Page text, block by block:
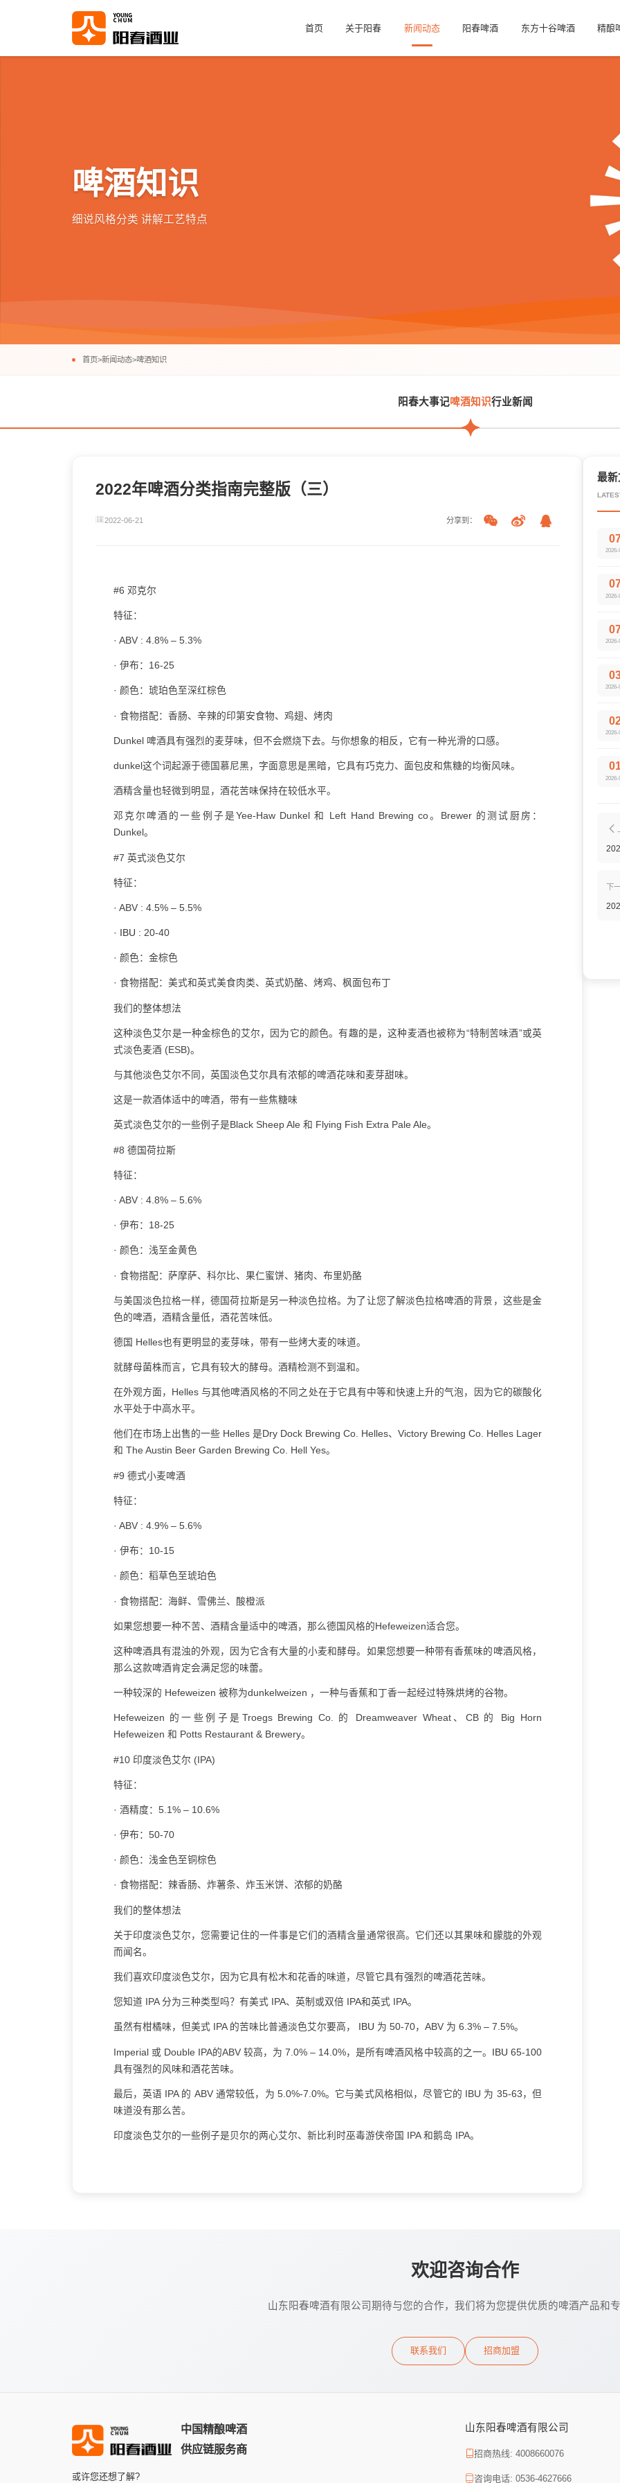
首页 关于阳春 新闻动态 阳春啤酒 东方十谷啤酒 精酿
啤酒知识
细说风格分类 讲解工艺特点
首页>新闻动态>啤酒知识
阳春大事记啤酒知识行业新闻
2022年啤酒分类指南完整版（三）
2022-06-21 分享到：
#6 邓克尔
特征：
· ABV : 4.8% – 5.3%
· 伊布：16-25
· 颜色：琥珀色至深红棕色
· 食物搭配：香肠、辛辣的印第安食物、鸡翅、烤肉
Dunkel 啤酒具有强烈的麦芽味，但不会燃烧下去。与你想象的相反，它有一种光滑的口感。
dunkel这个词起源于德国慕尼黑，字面意思是黑暗，它具有巧克力、面包皮和焦糖的均衡风味。
酒精含量也轻微到明显，酒花苦味保持在较低水平。
邓克尔啤酒的一些例子是Yee-Haw Dunkel 和 Left Hand Brewing co。Brewer 的测试厨房：
Dunkel。
#7 英式淡色艾尔
特征：
· ABV : 4.5% – 5.5%
· IBU : 20-40
· 颜色：金棕色
· 食物搭配：美式和英式美食肉类、英式奶酪、烤鸡、枫面包布丁
我们的整体想法
这种淡色艾尔是一种金棕色的艾尔，因为它的颜色。有趣的是，这种麦酒也被称为“特制苦味酒”或英
式淡色麦酒 (ESB)。
与其他淡色艾尔不同，英国淡色艾尔具有浓郁的啤酒花味和麦芽甜味。
这是一款酒体适中的啤酒，带有一些焦糖味
英式淡色艾尔的一些例子是Black Sheep Ale 和 Flying Fish Extra Pale Ale。
#8 德国荷拉斯
特征：
· ABV : 4.8% – 5.6%
· 伊布：18-25
· 颜色：浅至金黄色
· 食物搭配：萨摩萨、科尔比、果仁蜜饼、猪肉、布里奶酪
与美国淡色拉格一样，德国荷拉斯是另一种淡色拉格。为了让您了解淡色拉格啤酒的背景，这些是金
色的啤酒，酒精含量低，酒花苦味低。
德国 Helles也有更明显的麦芽味，带有一些烤大麦的味道。
就酵母菌株而言，它具有较大的酵母。酒精检测不到温和。
在外观方面，Helles 与其他啤酒风格的不同之处在于它具有中等和快速上升的气泡，因为它的碳酸化
水平处于中高水平。
他们在市场上出售的一些 Helles 是Dry Dock Brewing Co. Helles、Victory Brewing Co. Helles Lager
和 The Austin Beer Garden Brewing Co. Hell Yes。
#9 德式小麦啤酒
特征：
· ABV : 4.9% – 5.6%
· 伊布：10-15
· 颜色：稻草色至琥珀色
· 食物搭配：海鲜、雪佛兰、酸橙派
如果您想要一种不苦、酒精含量适中的啤酒，那么德国风格的Hefeweizen适合您。
这种啤酒具有混浊的外观，因为它含有大量的小麦和酵母。如果您想要一种带有香蕉味的啤酒风格，
那么这款啤酒肯定会满足您的味蕾。
一种较深的 Hefeweizen 被称为dunkelweizen ，一种与香蕉和丁香一起经过特殊烘烤的谷物。
Hefeweizen 的一些例子是Troegs Brewing Co. 的 Dreamweaver Wheat、CB 的 Big Horn
Hefeweizen 和 Potts Restaurant & Brewery。
#10 印度淡色艾尔 (IPA)
特征：
· 酒精度：5.1% – 10.6%
· 伊布：50-70
· 颜色：浅金色至铜棕色
· 食物搭配：辣香肠、炸薯条、炸玉米饼、浓郁的奶酪
我们的整体想法
关于印度淡色艾尔，您需要记住的一件事是它们的酒精含量通常很高。它们还以其果味和朦胧的外观
而闻名。
我们喜欢印度淡色艾尔，因为它具有松木和花香的味道，尽管它具有强烈的啤酒花苦味。
您知道 IPA 分为三种类型吗？有美式 IPA、英制或双倍 IPA和英式 IPA。
虽然有柑橘味，但美式 IPA 的苦味比普通淡色艾尔要高， IBU 为 50-70，ABV 为 6.3% – 7.5%。
Imperial 或 Double IPA的ABV 较高，为 7.0% – 14.0%，是所有啤酒风格中较高的之一。 IBU 65-100
具有强烈的风味和酒花苦味。
最后，英语 IPA 的 ABV 通常较低，为 5.0%-7.0%。它与美式风格相似，尽管它的 IBU 为 35-63，但
味道没有那么苦。
印度淡色艾尔的一些例子是贝尔的两心艾尔、新比利时巫毒游侠帝国 IPA 和鹅岛 IPA。
最新
2026-
2026-
2026-
2026-
2026-
2026-
下
欢迎咨询合作
山东阳春啤酒有限公司期待与您的合作，我们将为您提供优质的啤酒产品和
联系我们 招商加盟
中国精酿啤酒
供应链服务商
或许您还想了解?
山东阳春啤酒有限公司
招商热线: 4008660076
咨询电话: 0536-4627666